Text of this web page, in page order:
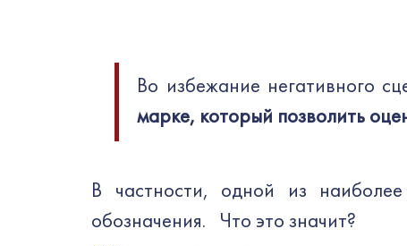
Во избежание негативного
марке, который позволить
В частности, одной из
обозначения. Что это значит?